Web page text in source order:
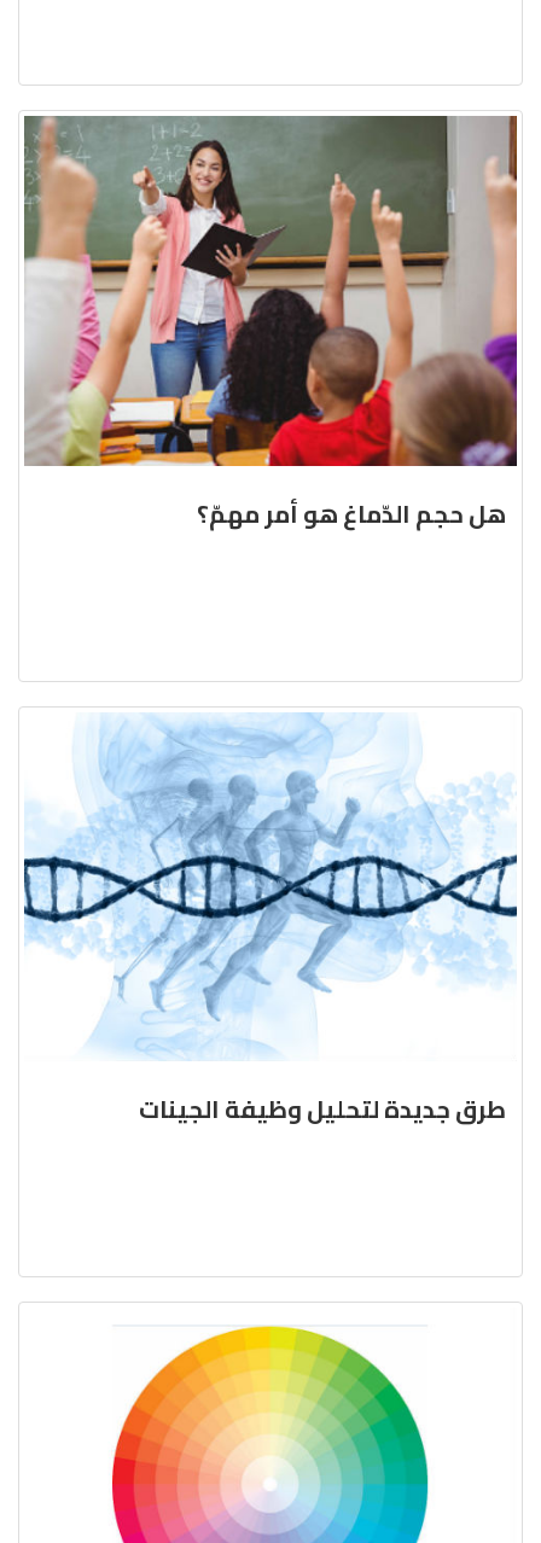
هل حجم الدّماغ هو أمر مهمّ؟
طرق جديدة لتحليل وظيفة الجينات